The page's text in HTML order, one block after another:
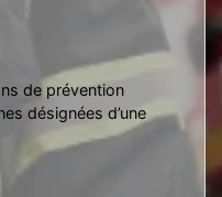
de prévention
désignées d’une